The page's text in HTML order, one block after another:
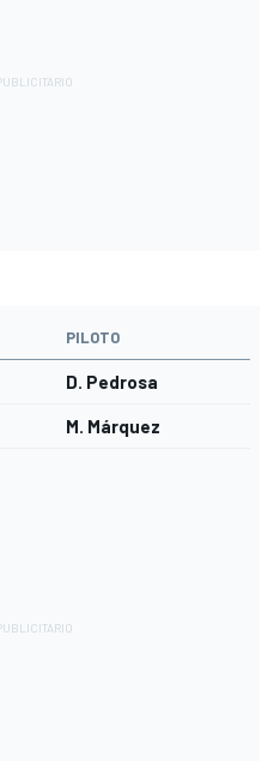
PILOTO
D. Pedrosa
M. Márquez